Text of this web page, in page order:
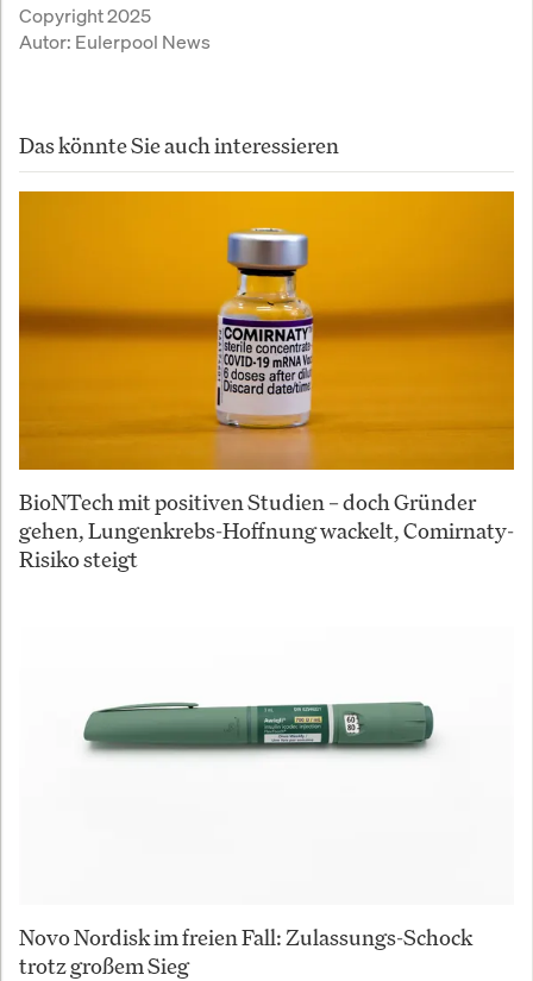
Copyright 2025
Autor: Eulerpool News
Das könnte Sie auch interessieren
BioNTech mit positiven Studien – doch Gründer
gehen, Lungenkrebs-Hoffnung wackelt, Comirnaty-
Risiko steigt
Novo Nordisk im freien Fall: Zulassungs-Schock
trotz großem Sieg